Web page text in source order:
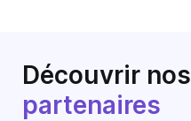
Découvrir nos
partenaires